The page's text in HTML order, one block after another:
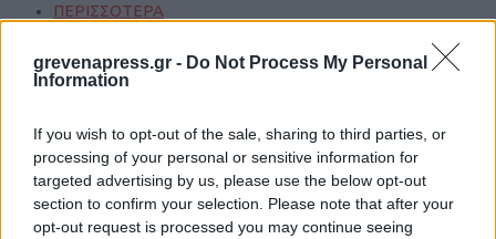
grevenapress.gr - Do Not Process My Personal
Information
If you wish to opt-out of the sale, sharing to third parties, or
processing of your personal or sensitive information for
targeted advertising by us, please use the below opt-out
section to confirm your selection. Please note that after your
opt-out request is processed you may continue seeing
ΠΕΡΙΣΣΟΤΕΡΑ
Διακόσμηση